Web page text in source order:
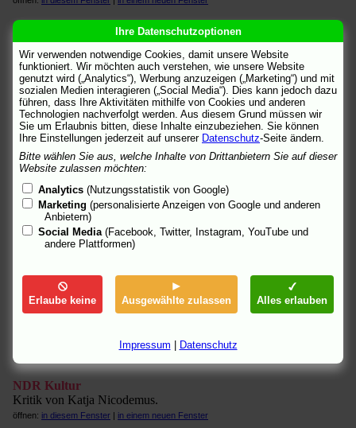
metacritic
US-Presseschau.
öffnen:in diesem Fenster|in einem neuen Fenster
MovieMaze
Trailer als QuickTime-Movie.
öffnen:in diesem Fenster|in einem neuen Fenster
MovieWeb [engl.]
Photos.
öffnen:in diesem Fenster|in einem neuen Fenster
MSN Movies [engl.]
US-Trailer und Clips im Flash-Format.
öffnen:in diesem Fenster|in einem neuen Fenster
in diesem Fenster in einem neuen Fenster
nahaufnahmen.ch
öffnen:
NDR Kultur
Kritik von Katja Nicodemus.
öffnen: in diesem Fenster | in einem neuen Fenster
Ihre Datenschutzoptionen
Wir verwenden notwendige Cookies, damit unsere Website
funktioniert. Wir möchten auch verstehen, wie unsere Website
genutzt wird („Analytics“), Werbung anzuzeigen („Marketing“) und mit
sozialen Medien interagieren („Social Media“). Dies kann jedoch dazu
führen, dass Ihre Aktivitäten mithilfe von Cookies und anderen
Technologien nachverfolgt werden. Aus diesem Grund müssen wir
Sie um Erlaubnis bitten, diese Inhalte einzubeziehen. Sie können
Ihre Einstellungen jederzeit auf unserer Datenschutz-Seite ändern.
Bitte wählen Sie aus, welche Inhalte von Drittanbietern Sie auf dieser
Website zulassen möchten:
Analytics (Nutzungsstatistik von Google)
Marketing (personalisierte Anzeigen von Google und anderen
Anbietern)
Social Media (Facebook, Twitter, Instagram, YouTube und
andere Plattformen)
Erlaube keine Ausgewählte zulassen Alles erlauben
Impressum Datenschutz